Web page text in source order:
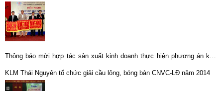
Thông báo mời hợp tác sản xuất kinh doanh thực hiện phương án khai
KLM Thái Nguyên tổ chức giải cầu lông, bóng bàn CNVC-LĐ năm 2014